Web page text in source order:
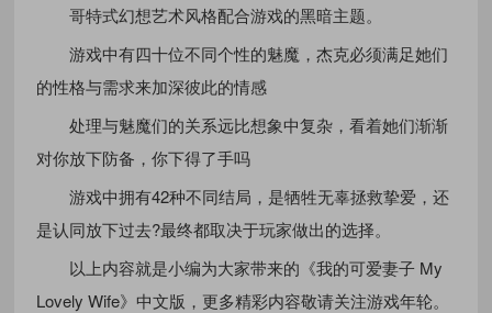
哥特式幻想艺术风格配合游戏的黑暗主题。
游戏中有四十位不同个性的魅魔，杰克必须满足她们
的性格与需求来加深彼此的情感
处理与魅魔们的关系远比想象中复杂，看着她们渐渐
对你放下防备，你下得了手吗
游戏中拥有42种不同结局，是牺牲无辜拯救挚爱，还
是认同放下过去?最终都取决于玩家做出的选择。
以上内容就是小编为大家带来的《我的可爱妻子 My
Lovely Wife》中文版，更多精彩内容敬请关注游戏年轮。